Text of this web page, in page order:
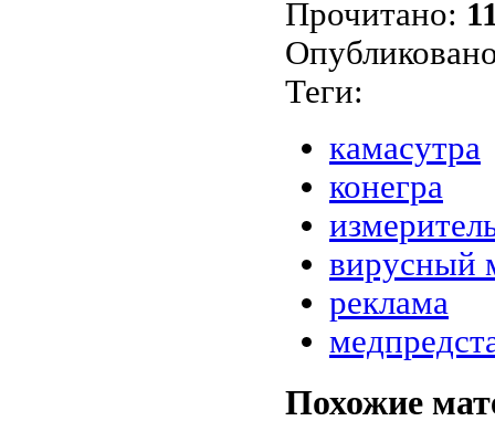
Прочитано:
Теги:
камасутра
конегра
вирусный
реклама
Похожие